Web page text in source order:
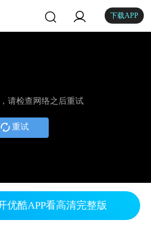
下载APP
请检查网络之后重试
重试
优酷APP看高清完整版